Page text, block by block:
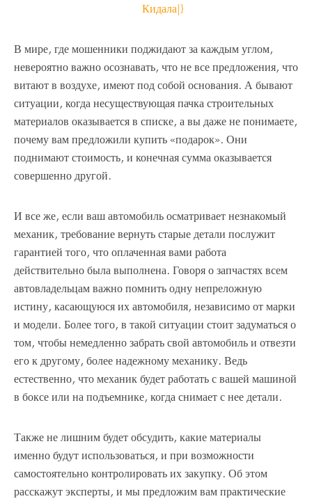
В мире, где мошенники поджидают за каждым углом,
невероятно важно осознавать, что не все предложения, что
витают в воздухе, имеют под собой основания. А бывают
ситуации, когда несуществующая пачка строительных
материалов оказывается в списке, а вы даже не понимаете,
почему вам предложили купить «подарок». Они
поднимают стоимость, и конечная сумма оказывается
совершенно другой.
И все же, если ваш автомобиль осматривает незнакомый
механик, требование вернуть старые детали послужит
гарантией того, что оплаченная вами работа
действительно была выполнена. Говоря о запчастях всем
автовладельцам важно помнить одну непреложную
истину, касающуюся их автомобиля, независимо от марки
и модели. Более того, в такой ситуации стоит задуматься о
том, чтобы немедленно забрать свой автомобиль и отвезти
его к другому, более надежному механику. Ведь
естественно, что механик будет работать с вашей машиной
в боксе или на подъемнике, когда снимает с нее детали.
Также не лишним будет обсудить, какие материалы
именно будут использоваться, и при возможности
самостоятельно контролировать их закупку. Об этом
расскажут эксперты, и мы предложим вам практические